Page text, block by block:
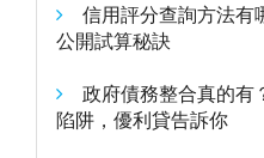
信用評分查詢方法有
公開試算秘訣
政府債務整合真的有
陷阱，優利貸告訴你